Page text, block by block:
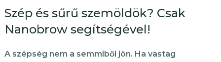
Szép és sűrű szemöldök? Csak
Nanobrow segítségével!
A szépség nem a semmiből jön. Ha vastag